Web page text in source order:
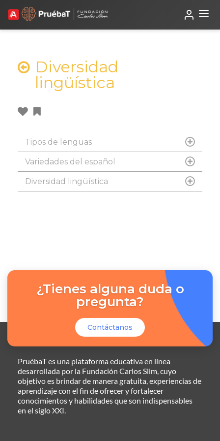
Diversidad
lingüística
Tipos de lenguas
Variedades del español
Diversidad lingüística
¿Tienes alguna duda o
pregunta?
Contáctanos
PruébaT es una plataforma educativa en línea
desarrollada por la Fundación Carlos Slim, cuyo
objetivo es brindar de manera gratuita, experiencias de
aprendizaje con el fin de ofrecer y fortalecer
conocimientos y habilidades que son indispensables
en el siglo XXI.
TutorIABeta